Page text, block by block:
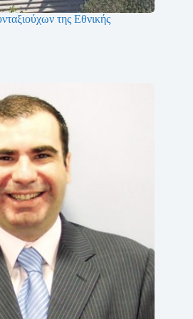
της Εθνικής